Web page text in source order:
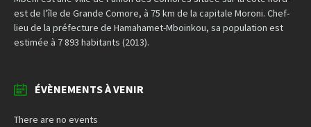
est de l’île de Grande Comore, à 75 km de la capitale Moroni. Chef-
lieu de la préfecture de Hamahamet-Mboinkou, sa population est
estimée à 7 893 habitants (2013).
ÉVÈNEMENTS À VENIR
There are no events